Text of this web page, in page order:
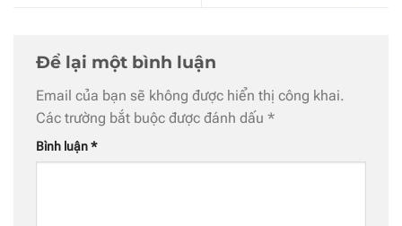
Để lại một bình luận
Email của bạn sẽ không được hiển thị công khai.
Các trường bắt buộc được đánh dấu *
Bình luận*